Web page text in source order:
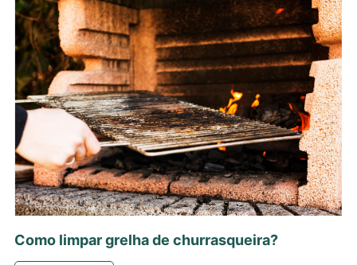
Como limpar grelha de churrasqueira?